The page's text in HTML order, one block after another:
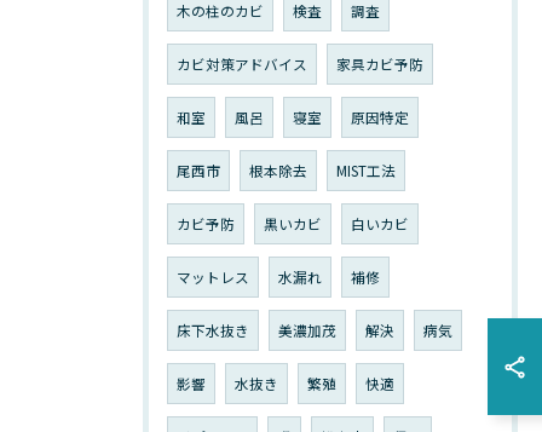
木の柱のカビ 検査 調査
カビ対策アドバイス 家具カビ予防
和室 風呂 寝室 原因特定
尾西市 根本除去 MIST工法
カビ予防 黒いカビ 白いカビ
マットレス 水漏れ 補修
床下水抜き 美濃加茂 解決 病気
影響 水抜き 繁殖 快適